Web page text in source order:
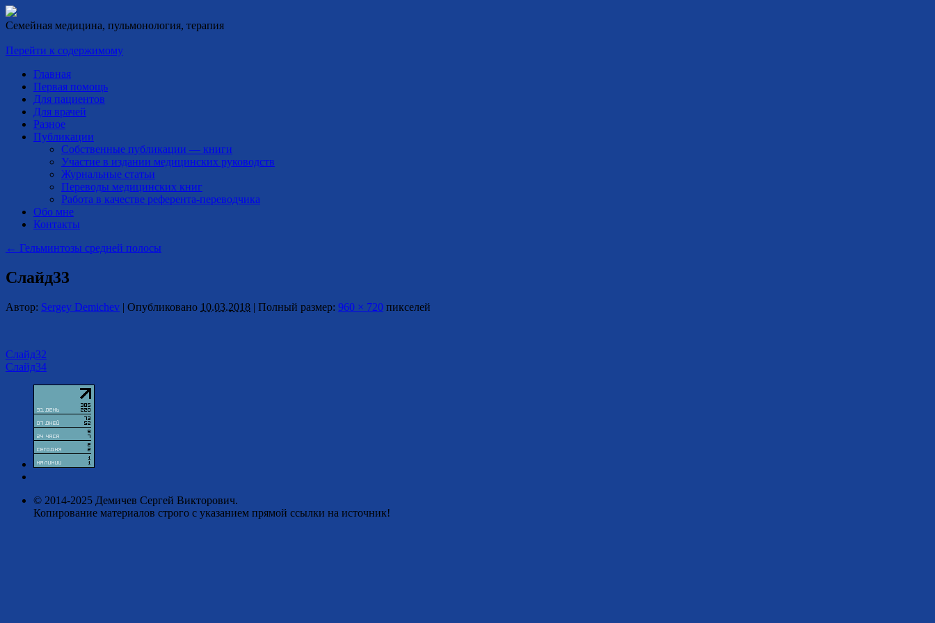
Семейная медицина, пульмонология, терапия
Перейти к содержимому
Главная
Первая помощь
Для пациентов
Для врачей
Разное
Публикации
Собственные публикации — книги
Участие в издании медицинских руководств
Журнальные статьи
Переводы медицинских книг
Работа в качестве референта-переводчика
Обо мне
Контакты
← Гельминтозы средней полосы
Слайд33
Автор: Sergey Demichev | Опубликовано 10.03.2018 | Полный размер: 960 × 720 пикселей
Слайд32
Слайд34
© 2014-2025 Демичев Сергей Викторович.
Копирование материалов строго с указанием прямой ссылки на источник!